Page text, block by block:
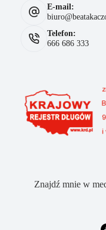
E-mail:
Telefon:
666 686 333
Znajdź mnie w